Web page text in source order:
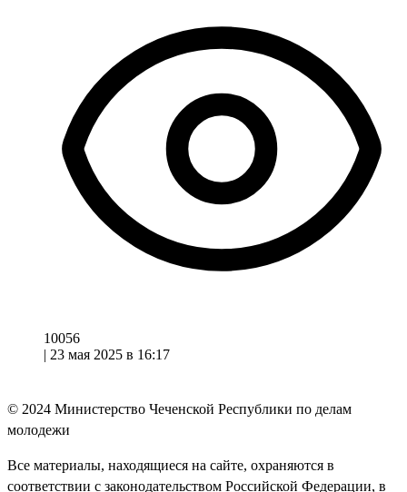
10056
| 23 мая 2025 в 16:17
© 2024 Министерство Чеченской Республики по делам
молодежи
Все материалы, находящиеся на сайте, охраняются в
соответствии с законодательством Российской Федерации, в